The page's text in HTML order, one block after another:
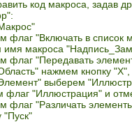
код макроса, задав
флаг "Включать в список
имя макроса
флаг "Передавать
нажмем кнопку
выберем
флаг "Иллюстрация" и
флаг "Различать